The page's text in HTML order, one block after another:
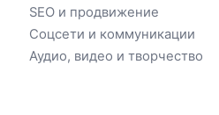
SEO и продвижение
Соцсети и коммуникации
Аудио, видео и творчество